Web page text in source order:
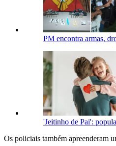
PM encontra armas,
'Jeitinho de Pai':
Os policiais também apreenderam